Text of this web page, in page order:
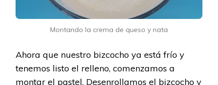
Montando la crema de queso y nata
Ahora que nuestro bizcocho ya está frío y
tenemos listo el relleno, comenzamos a
montar el pastel. Desenrollamos el bizcocho y